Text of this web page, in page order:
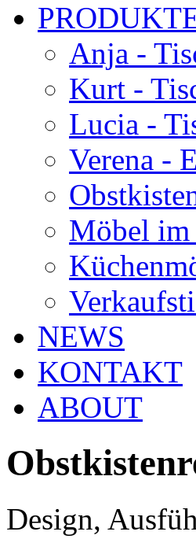
Anja -
Kurt -
Lucia -
Verena -
Möbel im
NEWS
KONTAKT
ABOUT
Design,